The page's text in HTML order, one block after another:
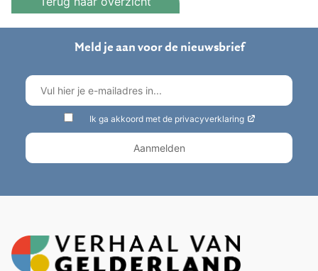
Meld je aan voor de nieuwsbrief
Ik ga akkoord met de privacyverklaring